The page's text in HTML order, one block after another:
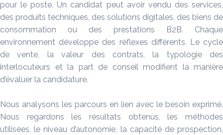
pour le poste. Un candidat peut avoir vendu des services,
des produits techniques, des solutions digitales, des biens de
consommation ou des prestations B2B. Chaque
environnement développe des réflexes différents. Le cycle
de vente, la valeur des contrats, la typologie des
interlocuteurs et la part de conseil modifient la manière
d’évaluer la candidature.
Nous analysons les parcours en lien avec le besoin exprimé.
Nous regardons les résultats obtenus, les méthodes
utilisées, le niveau d’autonomie, la capacité de prospection,